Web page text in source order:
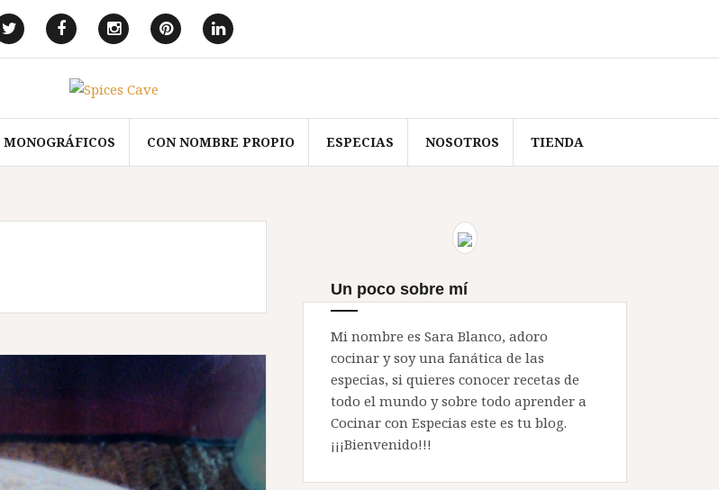
Elemento
del
Elemento
del
menú
Elemento
del
Elemento
del
Elemento
del
MONOGRÁFICOS CON NOMBRE PROPIO ESPECIAS NOSOTROS TIENDA
Un poco sobre mí
Mi nombre es Sara Blanco, adoro
cocinar y soy una fanática de las
especias, si quieres conocer recetas de
todo el mundo y sobre todo aprender a
Cocinar con Especias este es tu blog.
¡¡¡Bienvenido!!!